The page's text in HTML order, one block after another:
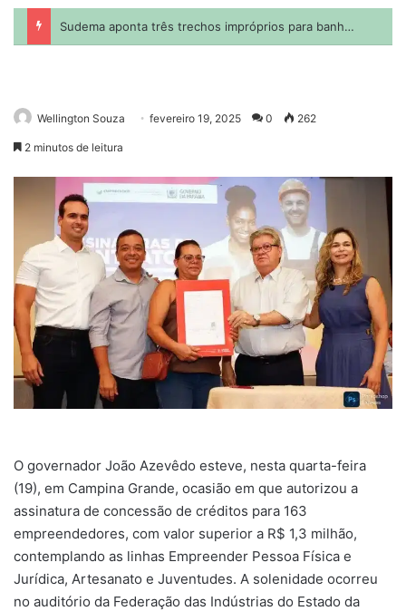
Wellington Souza fevereiro 19, 2025 0 262
2 minutos de leitura
O governador João Azevêdo esteve, nesta quarta-feira
(19), em Campina Grande, ocasião em que autorizou a
assinatura de concessão de créditos para 163
empreendedores, com valor superior a R$ 1,3 milhão,
contemplando as linhas Empreender Pessoa Física e
Jurídica, Artesanato e Juventudes. A solenidade ocorreu
no auditório da Federação das Indústrias do Estado da